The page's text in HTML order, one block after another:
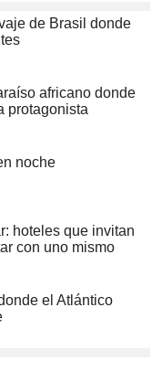
de Brasil donde
africano donde
protagonista
noche
hoteles que invitan
con uno mismo
el Atlántico